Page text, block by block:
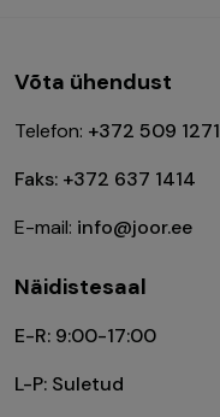
Võta ühendust
Telefon: +372 509 1271
Faks: +372 637 1414
E-mail: info@joor.ee
Näidistesaal
E-R: 9:00-17:00
L-P: Suletud